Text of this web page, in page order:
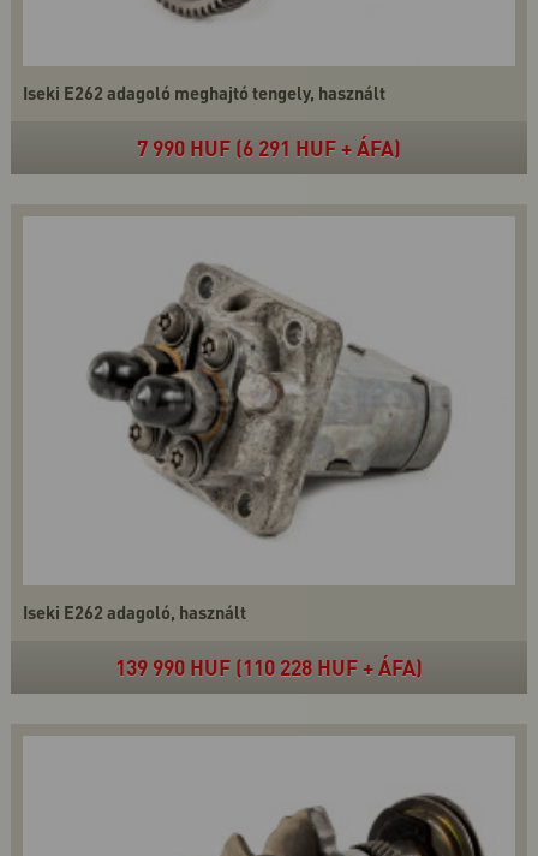
Iseki E262 adagoló meghajtó tengely, használt
7 990 HUF (6 291 HUF + ÁFA)
Iseki E262 adagoló, használt
139 990 HUF (110 228 HUF + ÁFA)